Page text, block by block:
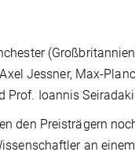
Jessner, Max-
Prof. Ioannis
den Preisträgern
an